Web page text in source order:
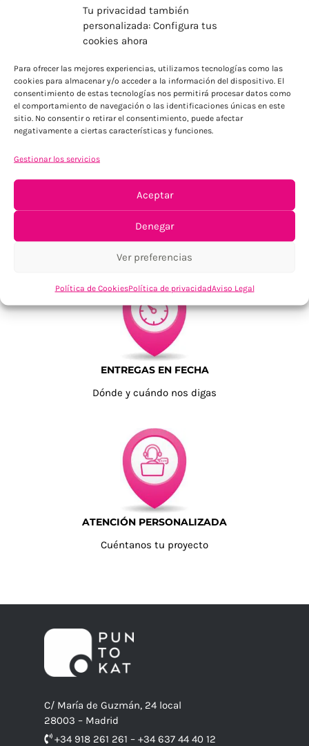
Tu privacidad también
personalizada: Configura tus
cookies ahora
Para ofrecer las mejores experiencias, utilizamos tecnologías como las
cookies para almacenar y/o acceder a la información del dispositivo. El
consentimiento de estas tecnologías nos permitirá procesar datos como
el comportamiento de navegación o las identificaciones únicas en este
sitio. No consentir o retirar el consentimiento, puede afectar
negativamente a ciertas características y funciones.
Gestionar los servicios
Aceptar
Denegar
Ver preferencias
Política de CookiesPolítica de privacidadAviso Legal
ENVÍOS ECONÓMICOS
Para Península, resto consultar
Tu confianza, nuestro objetivo
ENTREGAS EN FECHA
Dónde y cuándo nos digas
ATENCIÓN PERSONALIZADA
Cuéntanos tu proyecto
C/ María de Guzmán, 24 local
28003 – Madrid
+34 918 261 261 – +34 637 44 40 12